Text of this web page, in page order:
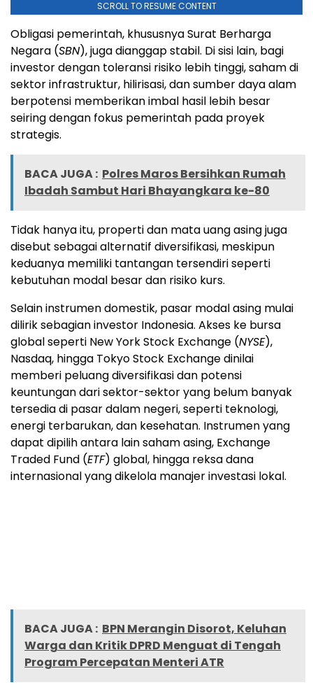
SCROLL TO RESUME CONTENT
Obligasi pemerintah, khususnya Surat Berharga
Negara (SBN), juga dianggap stabil. Di sisi lain, bagi
investor dengan toleransi risiko lebih tinggi, saham di
sektor infrastruktur, hilirisasi, dan sumber daya alam
berpotensi memberikan imbal hasil lebih besar
seiring dengan fokus pemerintah pada proyek
strategis.
BACA JUGA : Polres Maros Bersihkan Rumah
Ibadah Sambut Hari Bhayangkara ke-80
Tidak hanya itu, properti dan mata uang asing juga
disebut sebagai alternatif diversifikasi, meskipun
keduanya memiliki tantangan tersendiri seperti
kebutuhan modal besar dan risiko kurs.
Selain instrumen domestik, pasar modal asing mulai
dilirik sebagian investor Indonesia. Akses ke bursa
global seperti New York Stock Exchange (NYSE),
Nasdaq, hingga Tokyo Stock Exchange dinilai
memberi peluang diversifikasi dan potensi
keuntungan dari sektor-sektor yang belum banyak
tersedia di pasar dalam negeri, seperti teknologi,
energi terbarukan, dan kesehatan. Instrumen yang
dapat dipilih antara lain saham asing, Exchange
Traded Fund (ETF) global, hingga reksa dana
internasional yang dikelola manajer investasi lokal.
BACA JUGA : BPN Merangin Disorot, Keluhan
Warga dan Kritik DPRD Menguat di Tengah
Program Percepatan Menteri ATR